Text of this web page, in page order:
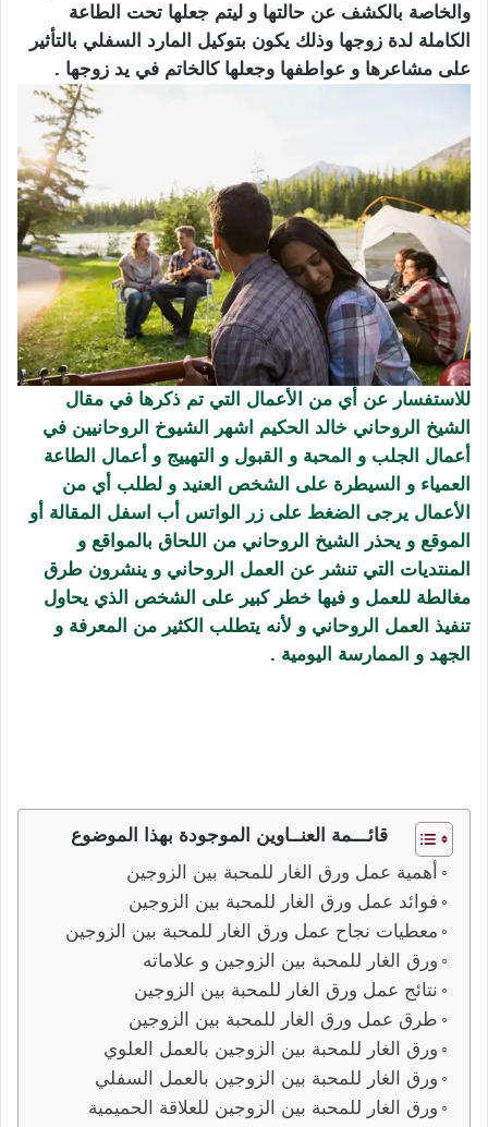
والخاصة بالكشف عن حالتها و ليتم جعلها تحت الطاعة
الكاملة لدة زوجها وذلك يكون بتوكيل المارد السفلي بالتأثير
على مشاعرها و عواطفها وجعلها كالخاتم في يد زوجها .
للاستفسار عن أي من الأعمال التي تم ذكرها في مقال
الشيخ الروحاني خالد الحكيم اشهر الشيوخ الروحانيين في
أعمال الجلب و المحبة و القبول و التهييج و أعمال الطاعة
العمياء و السيطرة على الشخص العنيد و لطلب أي من
الأعمال يرجى الضغط على زر الواتس أب اسفل المقالة أو
الموقع و يحذر الشيخ الروحاني من اللحاق بالمواقع و
المنتديات التي تنشر عن العمل الروحاني و ينشرون طرق
مغالطة للعمل و فيها خطر كبير على الشخص الذي يحاول
تنفيذ العمل الروحاني و لأنه يتطلب الكثير من المعرفة و
الجهد و الممارسة اليومية .
قائـــمة العنــاوين الموجودة بهذا الموضوع
أهمية عمل ورق الغار للمحبة بين الزوجين
فوائد عمل ورق الغار للمحبة بين الزوجين
معطيات نجاح عمل ورق الغار للمحبة بين الزوجين
ورق الغار للمحبة بين الزوجين و علاماته
نتائج عمل ورق الغار للمحبة بين الزوجين
طرق عمل ورق الغار للمحبة بين الزوجين
ورق الغار للمحبة بين الزوجين بالعمل العلوي
ورق الغار للمحبة بين الزوجين بالعمل السفلي
ورق الغار للمحبة بين الزوجين للعلاقة الحميمية